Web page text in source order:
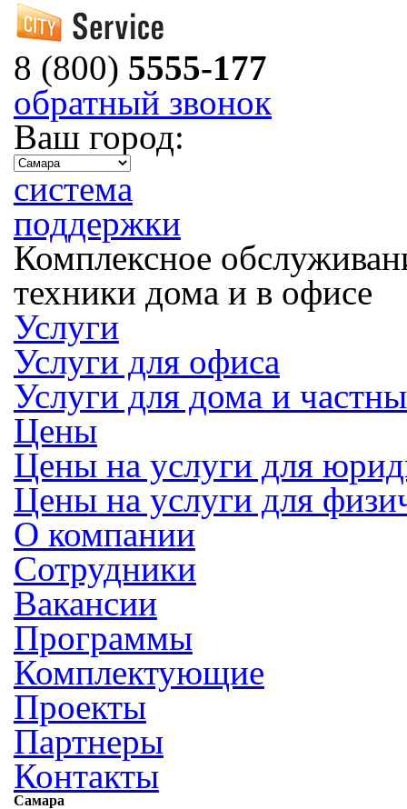
8 (800) 5555-177
обратный звонок
Ваш город:
система
поддержки
Комплексное
техники дома и в офисе
Услуги
Услуги для офиса
Услуги для дома и
Цены
Цены на услуги для
Цены на услуги для
О компании
Сотрудники
Вакансии
Программы
Комплектующие
Проекты
Партнеры
Контакты
Самара